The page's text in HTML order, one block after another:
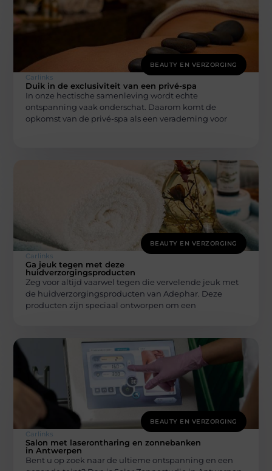
BEAUTY EN VERZORGING
Carlinks
Duik in de exclusiviteit van een privé-spa
In onze hectische samenleving wordt echte
ontspanning vaak onderschat. Daarom komt de
opkomst van de privé-spa als een verademing voor
BEAUTY EN VERZORGING
Carlinks
Ga jeuk tegen met deze
huidverzorgingsproducten
Zeg voor altijd vaarwel tegen die vervelende jeuk met
de huidverzorgingsproducten van Adephar. Deze
producten zijn speciaal ontworpen om een
BEAUTY EN VERZORGING
Carlinks
Salon met laserontharing en zonnebanken
in Antwerpen
Bent u op zoek naar de ultieme ontspanning en een